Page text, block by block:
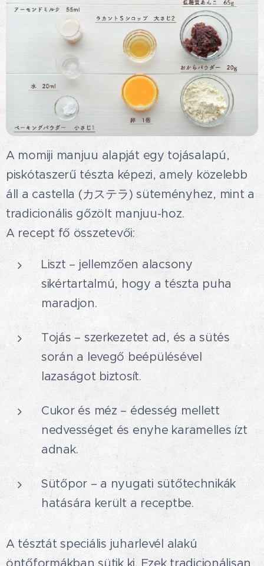
A momiji manjuu alapját egy tojásalapú,
piskótaszerű tészta képezi, amely közelebb
áll a castella (カステラ) süteményhez, mint a
tradicionális gőzölt manjuu-hoz.😋
A recept fő összetevői:
Liszt – jellemzően alacsony
sikértartalmú, hogy a tészta puha
maradjon.
Tojás – szerkezetet ad, és a sütés
során a levegő beépülésével
lazaságot biztosít.
Cukor és méz – édesség mellett
nedvességet és enyhe karamelles ízt
adnak.
Sütőpor – a nyugati sütőtechnikák
hatására került a receptbe.
A tésztát speciális juharlevél alakú